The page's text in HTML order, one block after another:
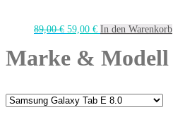
89,00€ 59,00 € In den Warenkorb
Marke & Modell